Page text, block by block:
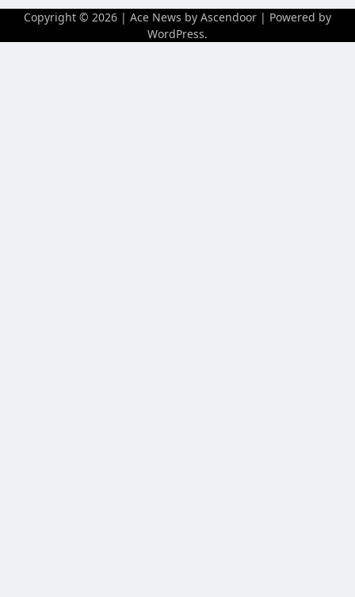
Copyright © 2026 | Ace News by Ascendoor | Powered by
WordPress.